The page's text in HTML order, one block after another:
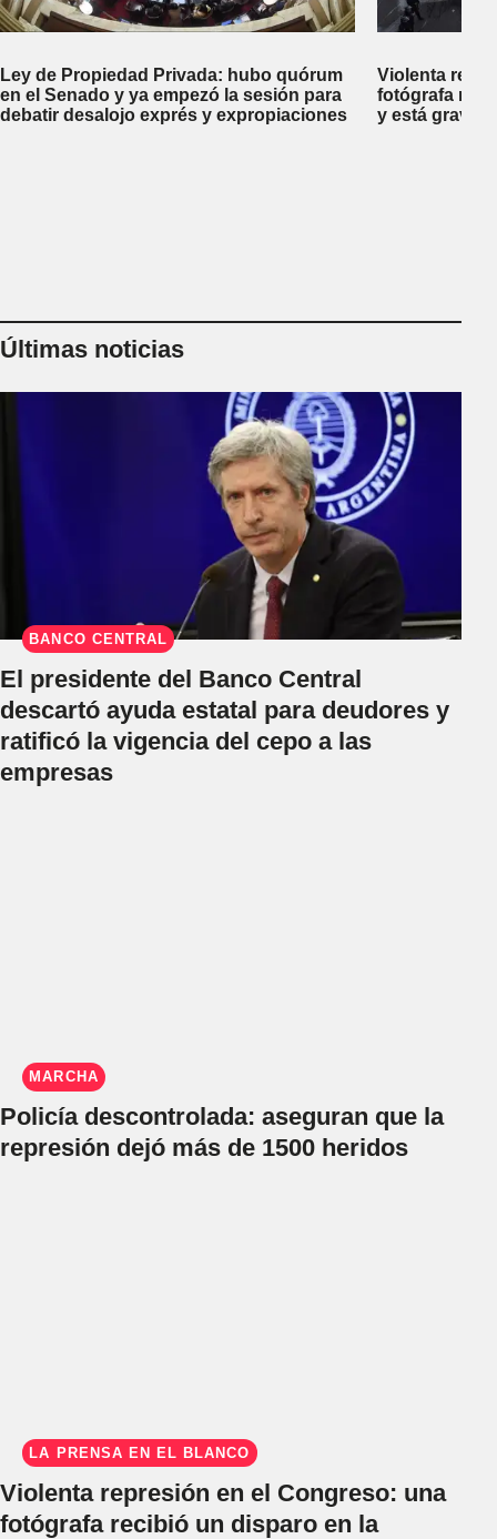
Ley de Propiedad Privada: hubo quórum
en el Senado y ya empezó la sesión para
debatir desalojo exprés y expropiaciones
Violenta
fotógrafa
y está
Últimas noticias
BANCO CENTRAL
El presidente del Banco Central
descartó ayuda estatal para deudores y
ratificó la vigencia del cepo a las
empresas
MARCHA
Policía descontrolada: aseguran que la
represión dejó más de 1500 heridos
LA PRENSA EN EL BLANCO
Violenta represión en el Congreso: una
fotógrafa recibió un disparo en la